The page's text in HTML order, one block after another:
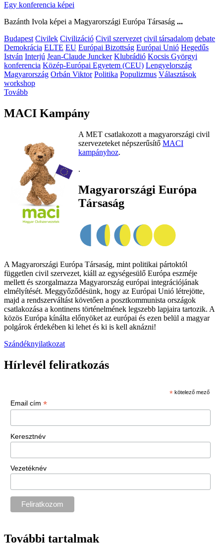
Egy konferencia képei
Bazánth Ivola képei a Magyarországi Európa Társaság ...
Budapest Civilek Civilizáció Civil szervezet civil társadalom debate
Demokrácia ELTE EU Európai Bizottság Európai Unió Hegedűs
István Interjú Jean-Claude Juncker Klubrádió Kocsis Györgyi
konferencia Közép-Európai Egyetem (CEU) Lengyelország
Magyarország Orbán Viktor Politika Populizmus Választások
workshop
Tovább
MACI Kampány
A MET csatlakozott a magyarországi civil
szervezeteket népszerűsítő MACI
kampányhoz.
.
Magyarországi Európa
Társaság
A Magyarországi Európa Társaság, mint politikai pártoktól
független civil szervezet, kiáll az egységesülő Európa eszméje
mellett és szorgalmazza Magyarország európai integrációjának
elmélyítését. Meggyőződésünk, hogy az Európai Unió létrejötte,
majd a rendszerváltást követően a posztkommunista országok
csatlakozása a kontinens történelmének legszebb lapjaira tartozik. A
közös Európa kínálta előnyöket az európai és ezen belül a magyar
polgárok érdekében ki lehet és ki is kell aknázni!
Szándéknyilatkozat
Hírlevél feliratkozás
* kötelező mező
Email cím *
Keresztnév
Vezetéknév
További tartalmak